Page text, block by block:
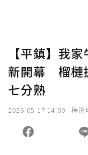
【平鎮】我
新開幕 榴槤
七分熟
2026-05-17 14:00 梅洛